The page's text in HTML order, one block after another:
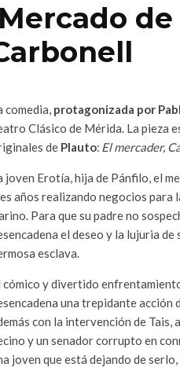
comedia, protagonizada por
Clásico de Mérida. La pieza
de Plauto: El mercader,
joven Erotía, hija de Pánfilo, el
años realizando negocios para
Para que su padre no
el deseo y la lujuria
esclava.
cómico y divertido
una trepidante acción
con la intervención de Tais,
y un senador corrupto en
joven que está dejando de